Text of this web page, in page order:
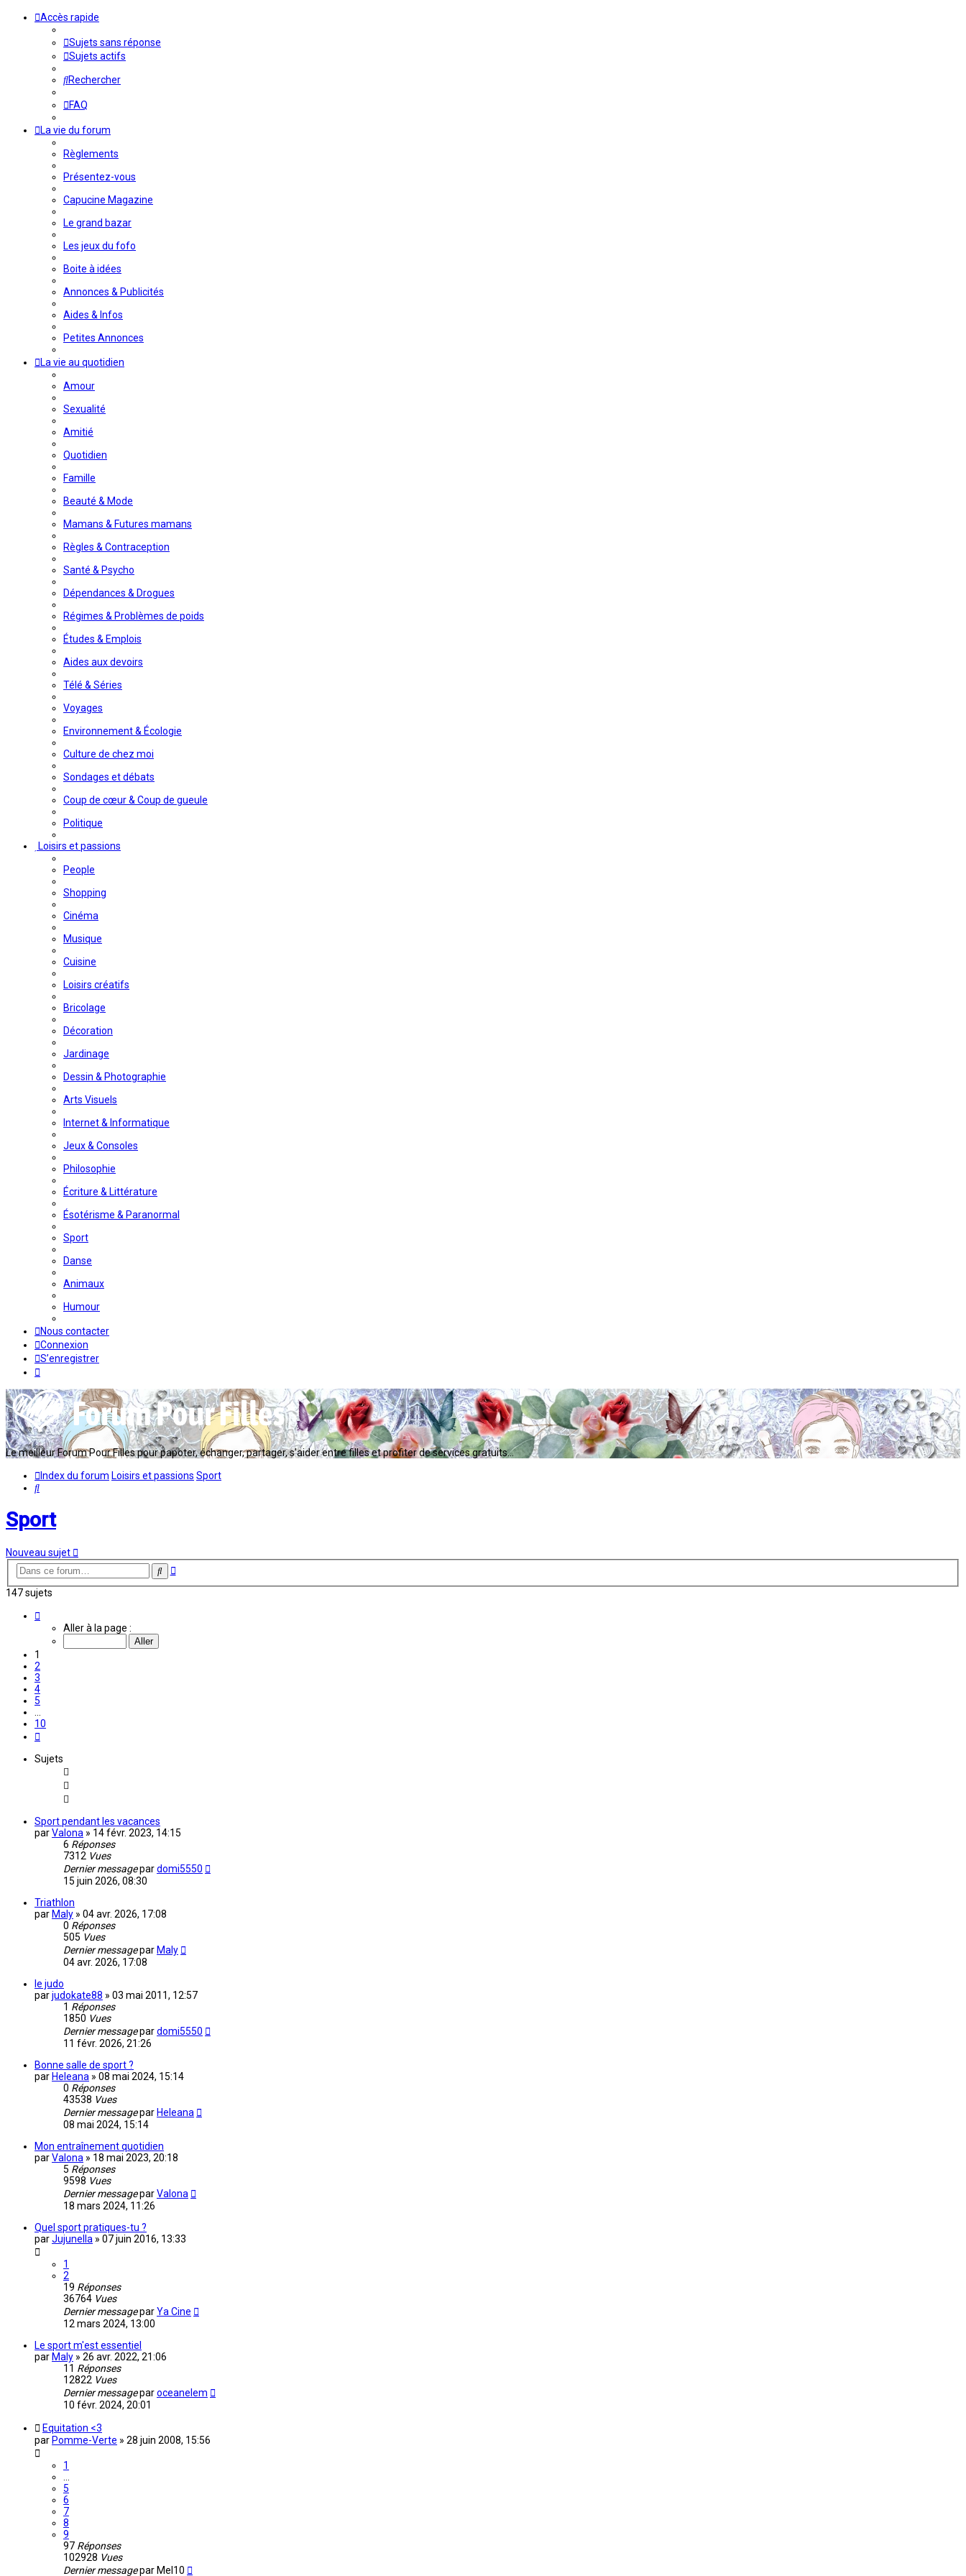
Accès rapide
Sujets sans réponse
Sujets actifs
Rechercher
FAQ
La vie du forum
Règlements
Présentez-vous
Capucine Magazine
Le grand bazar
Les jeux du fofo
Boite à idées
Annonces & Publicités
Aides & Infos
Petites Annonces
La vie au quotidien
Amour
Sexualité
Amitié
Quotidien
Famille
Beauté & Mode
Mamans & Futures mamans
Règles & Contraception
Santé & Psycho
Dépendances & Drogues
Régimes & Problèmes de poids
Études & Emplois
Aides aux devoirs
Télé & Séries
Voyages
Environnement & Écologie
Culture de chez moi
Sondages et débats
Coup de cœur & Coup de gueule
Politique
Loisirs et passions
People
Shopping
Cinéma
Musique
Cuisine
Loisirs créatifs
Bricolage
Décoration
Jardinage
Dessin & Photographie
Arts Visuels
Internet & Informatique
Jeux & Consoles
Philosophie
Écriture & Littérature
Ésotérisme & Paranormal
Sport
Danse
Animaux
Humour
Nous contacter
Connexion
S’enregistrer
Le meilleur Forum Pour Filles pour papoter, échanger, partager, s'aider entre filles et profiter de services gratuits...
Index du forum Loisirs et passions Sport
Rechercher
Sport
Nouveau sujet
Rechercher
Recherche
147 sujets
Aller à la page :
1
2
3
4
5
10
Sujets
Sport pendant les vacances
parValona » 14 févr. 2023, 14:15
6 Réponses
7312 Vues
Dernier messagepardomi5550
15 juin 2026, 08:30
Triathlon
par Maly » 04 avr. 2026, 17:08
0 Réponses
505 Vues
Dernier messagepar Maly
04 avr. 2026, 17:08
le judo
parjudokate88 » 03 mai 2011, 12:57
1 Réponses
1850 Vues
Dernier messagepardomi5550
11 févr. 2026, 21:26
Bonne salle de sport ?
par Heleana » 08 mai 2024, 15:14
0 Réponses
43538 Vues
Dernier messagepar Heleana
08 mai 2024, 15:14
Mon entraînement quotidien
parValona » 18 mai 2023, 20:18
5 Réponses
9598 Vues
Dernier messageparValona
18 mars 2024, 11:26
Quel sport pratiques-tu ?
parJujunella » 07 juin 2016, 13:33
1
2
19 Réponses
36764 Vues
Dernier messageparYa Cine
12 mars 2024, 13:00
Le sport m'est essentiel
par Maly » 26 avr. 2022, 21:06
11 Réponses
12822 Vues
Dernier messageparoceanelem
10 févr. 2024, 20:01
Equitation <3
par Pomme-Verte » 28 juin 2008, 15:56
1
5
6
7
8
9
97 Réponses
102928 Vues
Dernier messagepar Mel10